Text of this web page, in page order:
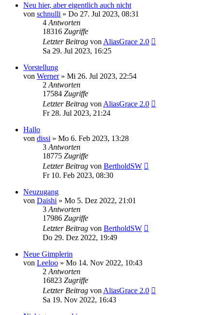
Neu hier, aber eigentlich auch nicht
von schnulli » Do 27. Jul 2023, 08:31
4 Antworten
18316 Zugriffe
Letzter Beitrag von AliasGrace 2.0
Sa 29. Jul 2023, 16:25
Vorstellung
von Werner» Mi 26. Jul 2023, 22:54
2 Antworten
17584 Zugriffe
Letzter Beitrag von AliasGrace 2.0
Fr 28. Jul 2023, 21:24
Hallo
von dissi » Mo 6. Feb 2023, 13:28
3 Antworten
18775 Zugriffe
Letzter Beitrag von BertholdSW
Fr 10. Feb 2023, 08:30
Neuzugang
von Daishi » Mo 5. Dez 2022, 21:01
3 Antworten
17986 Zugriffe
Letzter Beitrag von BertholdSW
Do 29. Dez 2022, 19:49
Neue Gimplerin
von Leeloo » Mo 14. Nov 2022, 10:43
2 Antworten
16823 Zugriffe
Letzter Beitrag von AliasGrace 2.0
Sa 19. Nov 2022, 16:43